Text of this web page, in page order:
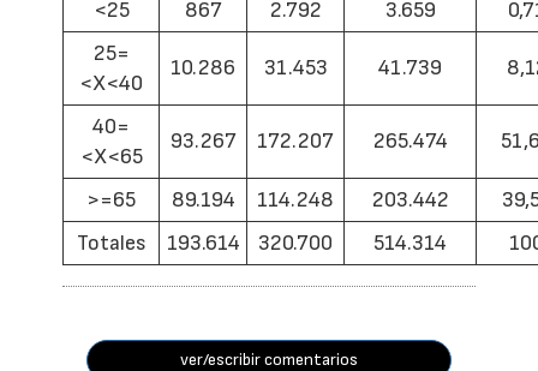
<25
867 2.792 3.659
25=
<X<40
10.286 31.453 41.739
40=
<X<65
93.267 172.207 265.474
>=65 89.194 114.248 203.442
Totales
193.614 320.700 514.314
ver/escribir comentarios